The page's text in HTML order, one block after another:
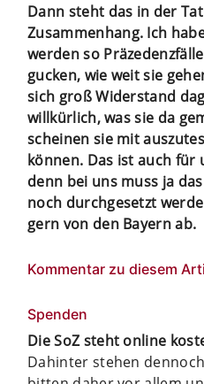
Dann steht das in der
Zusammenhang. Ich
werden so
gucken, wie weit sie
sich groß Widerstand
willkürlich, was sie da
scheinen sie mit
können. Das ist auch für
denn bei uns muss ja
noch durchgesetzt
gern von den Bayern ab.
Kommentar zu diesem
Spenden
Die SoZ steht online
Dahinter stehen